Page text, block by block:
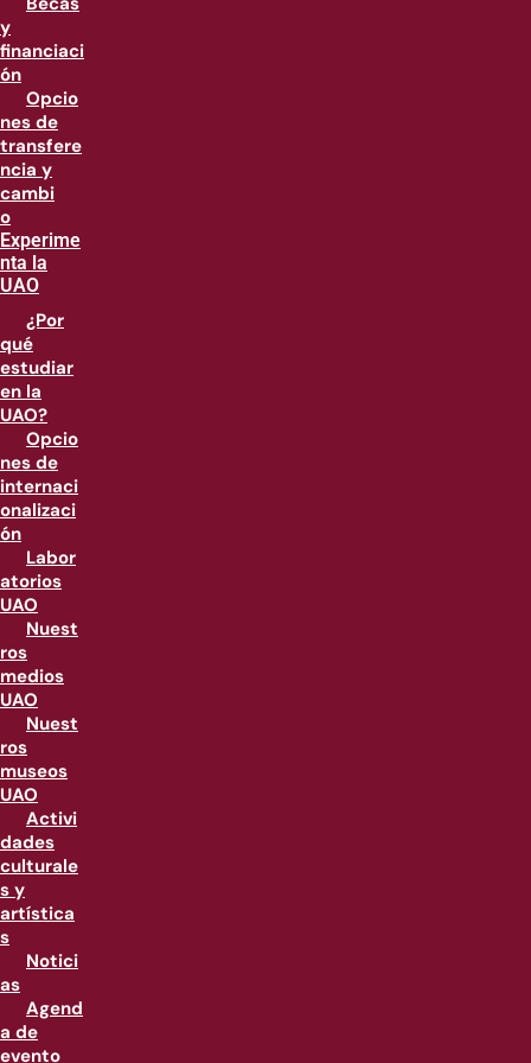
y
financiaci
ón
Opcio
nes de
transfere
ncia y
cambi
o
Experime
nta la
UAO
¿Por
qué
estudiar
en la
UAO?
Opcio
nes de
internaci
onalizaci
ón
Labor
atorios
UAO
Nuest
ros
medios
UAO
Nuest
ros
museos
UAO
Activi
dades
culturale
s y
artística
s
Notici
as
Agend
a de
evento